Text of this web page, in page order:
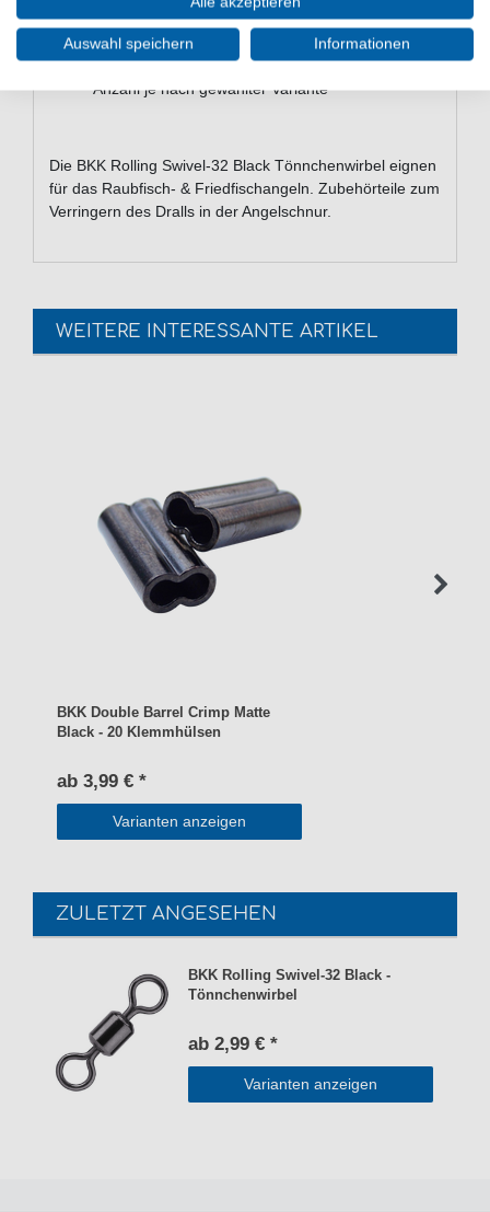
schwarze Beschichtung
verhindert Drall in der Schnur
Lieferumfang: Tönnchenwirbel, unterschiedliche
Anzahl je nach gewählter Variante
Die BKK Rolling Swivel-32 Black Tönnchenwirbel eignen
für das Raubfisch- & Friedfischangeln. Zubehörteile zum
Verringern des Dralls in der Angelschnur.
WEITERE INTERESSANTE ARTIKEL
BKK Double Barrel Crimp Matte
Black - 20 Klemmhülsen
ab 3,99 € *
Varianten anzeigen
ZULETZT ANGESEHEN
BKK Rolling Swivel-32 Black -
Tönnchenwirbel
ab 2,99 € *
Varianten anzeigen
Auswahl speichern Informationen